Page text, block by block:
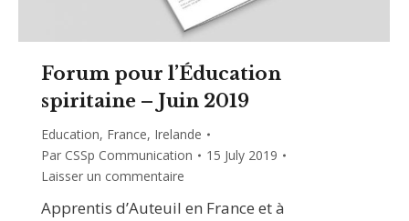
Forum pour l’Éducation
spiritaine – Juin 2019
Education, France, Irelande
Par CSSp Communication
15 July 2019
Laisser un commentaire
Apprentis d’Auteuil en France et à